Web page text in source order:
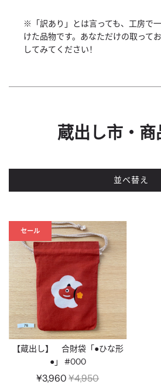
※「訳あり」とは言っても、工房で
けた品物です。あなただけの取って
してみてください！
蔵出し市・商
並べ替え
セール
【蔵出し】 合財袋「●ひな形
●」 #000
¥3,960 通
¥4,950